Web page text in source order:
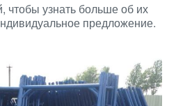
чтобы узнать больше об их
предложение.